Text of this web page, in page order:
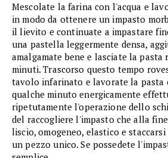
Mescolate la farina con l'acqua e
in modo da ottenere un impasto
il lievito e continuate a impastare
una pastella leggermente densa,
amalgamate bene e lasciate la pasta
minuti. Trascorso questo tempo
tavolo infarinato e lavorate la pasta
qualche minuto energicamente
ripetutamente l'operazione dello
del raccogliere l'impasto che alla
liscio, omogeneo, elastico e
un pezzo unico. Se possedete